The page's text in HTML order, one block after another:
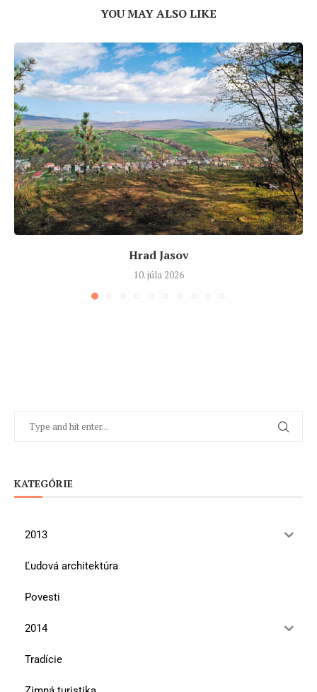
YOU MAY ALSO LIKE
Hrad Jasov
10. júla 2026
KATEGÓRIE
2013
Ľudová architektúra
Povesti
2014
Tradície